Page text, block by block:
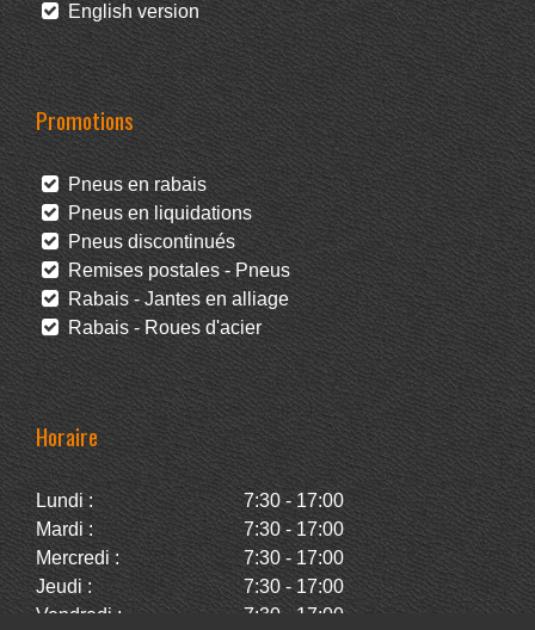
English version
Promotions
Pneus en rabais
Pneus en liquidations
Pneus discontinués
Remises postales - Pneus
Rabais - Jantes en alliage
Rabais - Roues d'acier
Horaire
Lundi :
7:30 - 17:00
Mardi :
7:30 - 17:00
Mercredi :
7:30 - 17:00
Jeudi :
7:30 - 17:00
Vendredi :
7:30 - 17:00